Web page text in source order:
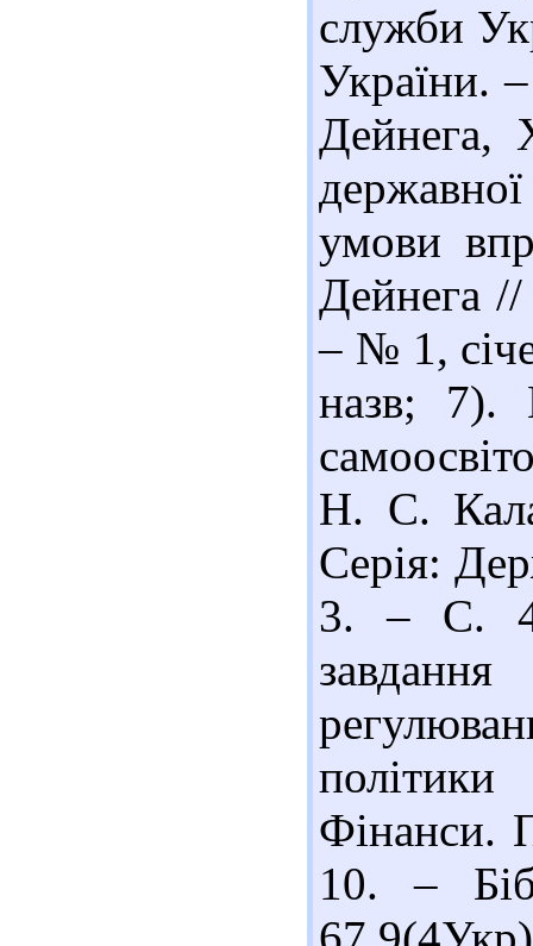
служби
України.
Дейнега,
умови
Дейнега
– № 1,
назв; 7).
Н. С.
Серія:
3. – С.
Фінанси.
10. –